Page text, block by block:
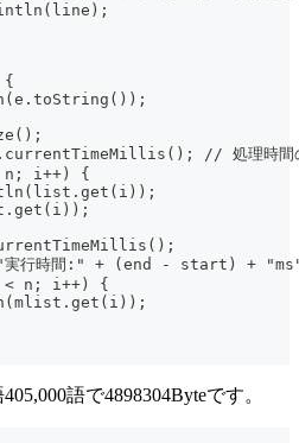
// 処理時間
i++) {
行時間:" + (end - start) +
n; i++) {
語で4898304Byteです。